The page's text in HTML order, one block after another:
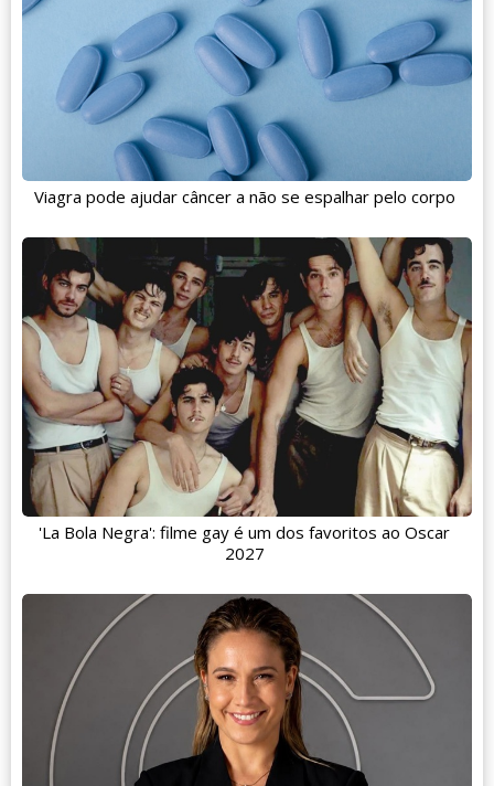
Viagra pode ajudar câncer a não se espalhar pelo corpo
'La Bola Negra': filme gay é um dos favoritos ao Oscar
2027